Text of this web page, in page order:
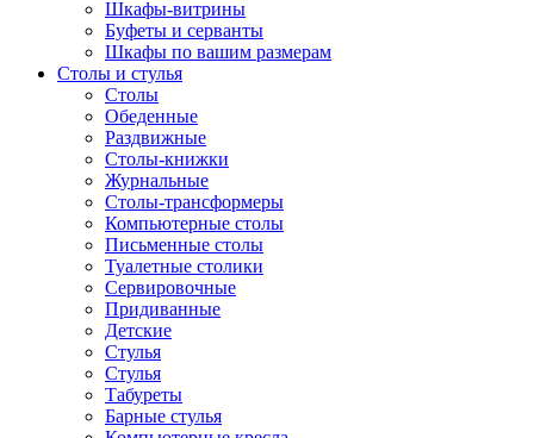
Шкафы-витрины
Буфеты и серванты
Шкафы по вашим размерам
Столы и стулья
Столы
Обеденные
Раздвижные
Столы-книжки
Журнальные
Столы-трансформеры
Компьютерные столы
Письменные столы
Туалетные столики
Сервировочные
Придиванные
Детские
Стулья
Стулья
Табуреты
Барные стулья